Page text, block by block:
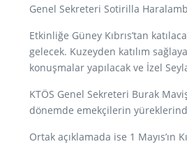
Genel Sekreteri Sotirilla
Etkinliğe Güney Kıbrıs’tan
gelecek. Kuzeyden katılım
konuşmalar yapılacak ve İzel
KTÖS Genel Sekreteri Burak
dönemde emekçilerin
Ortak açıklamada ise 1